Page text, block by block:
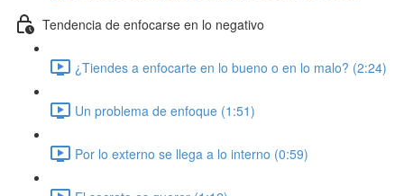
Tendencia de enfocarse en lo negativo
¿Tiendes a enfocarte en lo bueno o en lo malo? (2:24)
Un problema de enfoque (1:51)
Por lo externo se llega a lo interno (0:59)